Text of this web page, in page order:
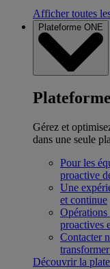
Afficher toutes
Plateforme ONE
Gérez et
dans une seule
Pour les
proactive
Une
et continue
proactives
Contacter
Découvrir la